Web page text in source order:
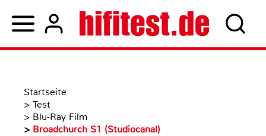
Startseite
> Test
> Blu-Ray Film
> Broadchurch S1 (Studiocanal)